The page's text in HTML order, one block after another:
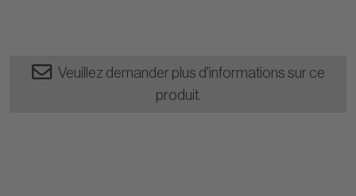
Veuillez demander plus d'informations sur ce
produit.